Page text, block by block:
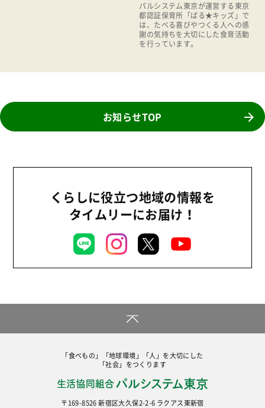
パルシステム東京が運営する東京
都認証保育所「ぱる★キッズ」で
は、たべる喜びやつくる人への感
謝の気持ちを大切にした食育活動
を行っています。
お知らせTOP
くらしに役立つ地域の情報を
タイムリーにお届け！
「食べもの」「地球環境」「人」を大切にした
「社会」をつくります
〒169-8526 新宿区大久保2-2-6 ラクアス東新宿